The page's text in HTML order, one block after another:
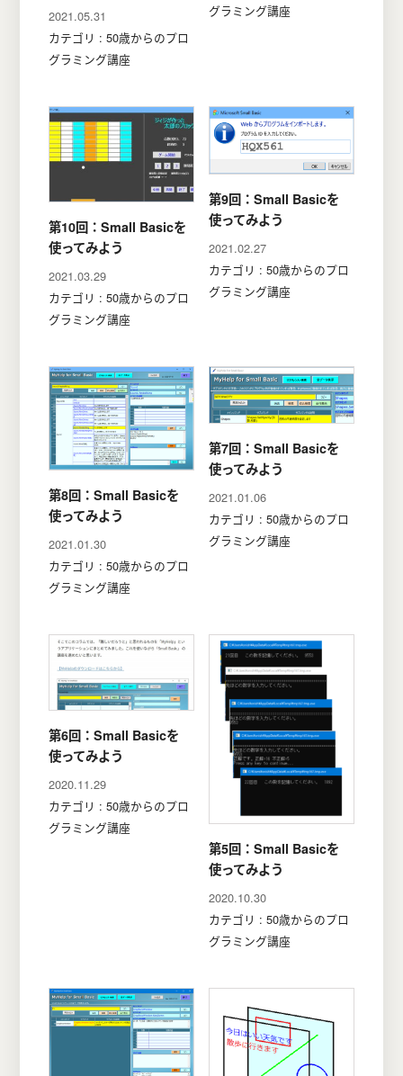
2021.05.31
カテゴリ : 50歳からのプロ
グラミング講座
グラミング講座
第10回：Small Basicを
使ってみよう
2021.03.29
カテゴリ : 50歳からのプロ
グラミング講座
第9回：Small Basicを
使ってみよう
2021.02.27
カテゴリ : 50歳からのプロ
グラミング講座
第8回：Small Basicを
使ってみよう
2021.01.30
カテゴリ : 50歳からのプロ
グラミング講座
第7回：Small Basicを
使ってみよう
2021.01.06
カテゴリ : 50歳からのプロ
グラミング講座
第6回：Small Basicを
使ってみよう
2020.11.29
カテゴリ : 50歳からのプロ
グラミング講座
第5回：Small Basicを
使ってみよう
2020.10.30
カテゴリ : 50歳からのプロ
グラミング講座